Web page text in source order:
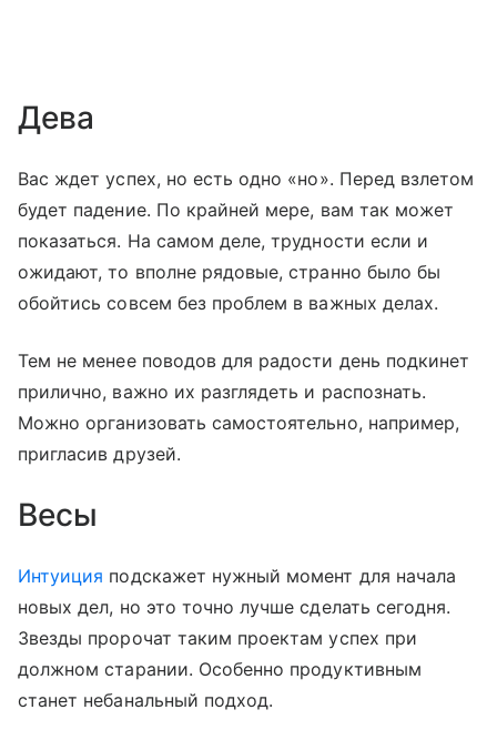
Дева
Вас ждет успех, но есть одно «но». Перед взлетом
будет падение. По крайней мере, вам так может
показаться. На самом деле, трудности если и
ожидают, то вполне рядовые, странно было бы
обойтись совсем без проблем в важных делах.
Тем не менее поводов для радости день подкинет
прилично, важно их разглядеть и распознать.
Можно организовать самостоятельно, например,
пригласив друзей.
Весы
Интуиция подскажет нужный момент для начала
новых дел, но это точно лучше сделать сегодня.
Звезды пророчат таким проектам успех при
должном старании. Особенно продуктивным
станет небанальный подход.